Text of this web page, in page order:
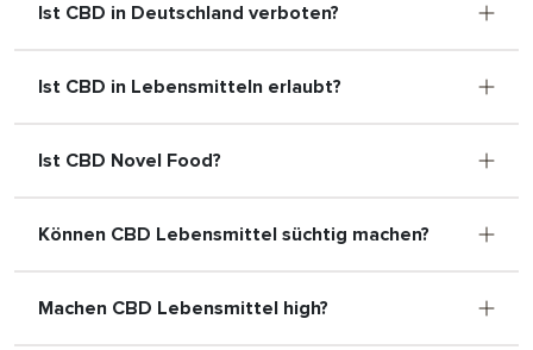
Ist CBD in Deutschland verboten?
Ist CBD in Lebensmitteln erlaubt?
Ist CBD Novel Food?
Können CBD Lebensmittel süchtig machen?
Machen CBD Lebensmittel high?